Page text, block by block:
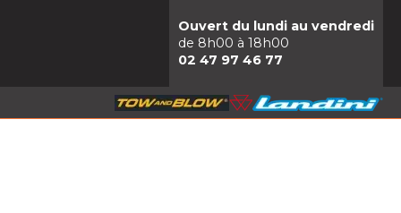
Ouvert du lundi au vendredi
de 8h00 à 18h00
02 47 97 46 77